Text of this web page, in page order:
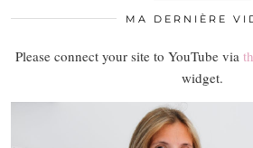
MA DERNIÈRE
Please connect your site to YouTube via
widget.